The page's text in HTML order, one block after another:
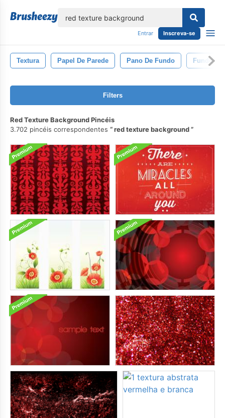
Entrar Inscreva-se
Textura Papel De Parede Pano De Fundo Fundo
Filters
Red Texture Background Pincéis
3.702 pincéis correspondentes
red texture background